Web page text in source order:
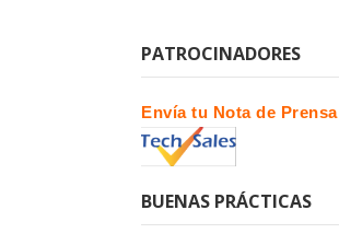
PATROCINADORES
Envía tu Nota de Prensa
BUENAS PRÁCTICAS